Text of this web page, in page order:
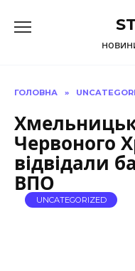
до
ГОЛОВНА »
Червоного
відвідали
ВПО
UNCATEGORIZED